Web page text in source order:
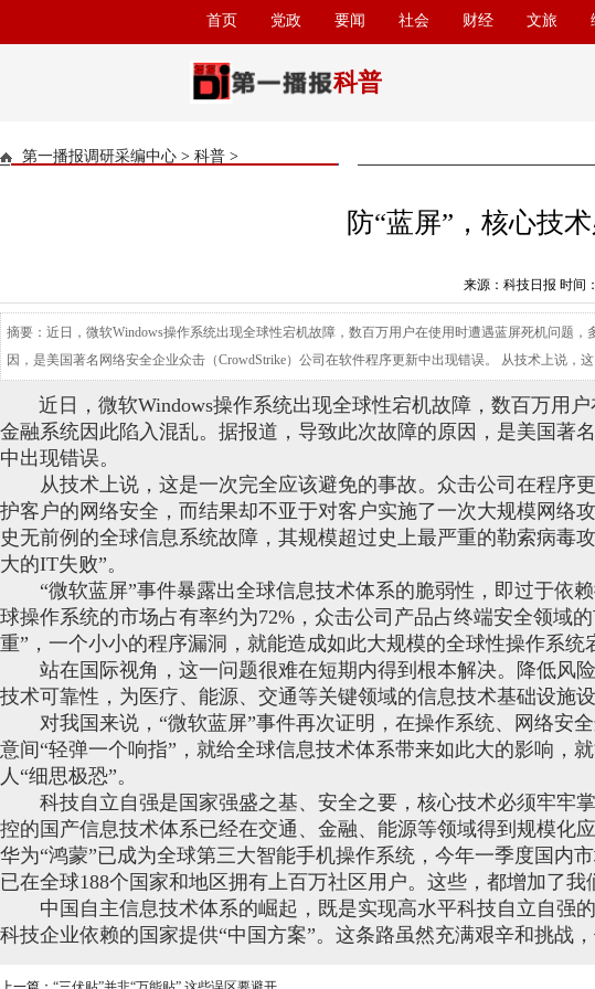
首页 党政 要闻 社会 财经 文旅
科普
第一播报调研采编中心 > 科普 >
防“蓝屏”，核心技
来源：科技日报 时间
摘要：近日，微软Windows操作系统出现全球性宕机故障，数百万用户在使用时遭遇蓝屏死机问题
因，是美国著名网络安全企业众击（CrowdStrike）公司在软件程序更新中出现错误。 从技术上说，这
近日，微软Windows操作系统出现全球性宕机故障，数百万用户
金融系统因此陷入混乱。据报道，导致此次故障的原因，是美国著
中出现错误。
从技术上说，这是一次完全应该避免的事故。众击公司在程序
护客户的网络安全，而结果却不亚于对客户实施了一次大规模网络
史无前例的全球信息系统故障，其规模超过史上最严重的勒索病毒
大的IT失败”。
“微软蓝屏”事件暴露出全球信息技术体系的脆弱性，即过于依赖
球操作系统的市场占有率约为72%，众击公司产品占终端安全领域
重”，一个小小的程序漏洞，就能造成如此大规模的全球性操作系统
站在国际视角，这一问题很难在短期内得到根本解决。降低风
技术可靠性，为医疗、能源、交通等关键领域的信息技术基础设施
对我国来说，“微软蓝屏”事件再次证明，在操作系统、网络安
意间“轻弹一个响指”，就给全球信息技术体系带来如此大的影响，
人“细思极恐”。
科技自立自强是国家强盛之基、安全之要，核心技术必须牢牢
控的国产信息技术体系已经在交通、金融、能源等领域得到规模化
华为“鸿蒙”已成为全球第三大智能手机操作系统，今年一季度国内
已在全球188个国家和地区拥有上百万社区用户。这些，都增加了我
中国自主信息技术体系的崛起，既是实现高水平科技自立自强
科技企业依赖的国家提供“中国方案”。这条路虽然充满艰辛和挑战